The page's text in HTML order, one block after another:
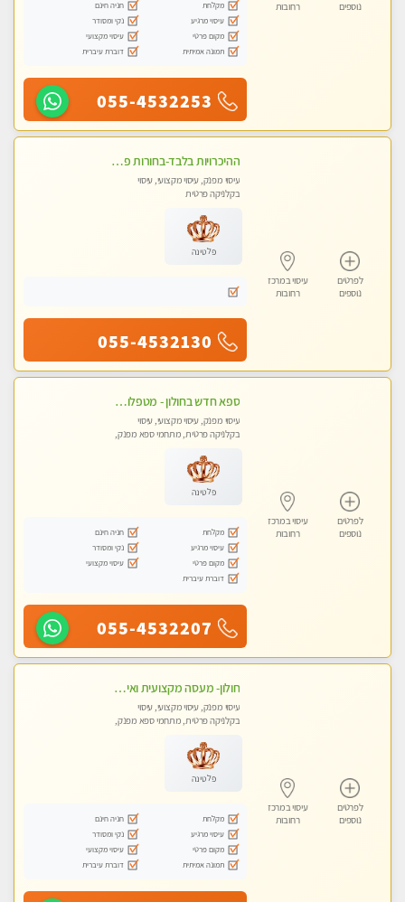
נוספים רחובות מקלחת
חניה חינם
עיסוי מרגיע
נקי ומסודר
מקום פרטי
עיסוי מקצועי
תמונה אמיתית
דוברת עיברית
055-4532253
לפרטים
נוספים
עיסוי במרכז
רחובות
ההיכרויות בלבד-בחורות פרטיות ברמה גבוהה לקשר דיסקרטי עם תמיכה-לא עיסוי !!!
עיסוי מפנק, עיסוי מקצועי, עיסוי
בקלניקה פרטית
פלטינה
055-4532130
לפרטים
נוספים
עיסוי במרכז
רחובות
ספא חדש בחולון - מטפלות מקצועיות ברמה גבוהה מומלץ מאוד !!! . . highly recommended..new in the city -אין פרטים נוספים במקום -ללא מין !!
עיסוי מפנק, עיסוי מקצועי, עיסוי
בקלניקה פרטית, מתחמי ספא מפנק,
פלטינה
מקלחת
חניה חינם
עיסוי מרגיע
נקי ומסודר
מקום פרטי
עיסוי מקצועי
דוברת עיברית
055-4532207
לפרטים
נוספים
עיסוי במרכז
רחובות
חולון- מעסה מקצועית ואיכותי
עיסוי מפנק, עיסוי מקצועי, עיסוי
בקלניקה פרטית, מתחמי ספא מפנק,
פלטינה
מקלחת
חניה חינם
עיסוי מרגיע
נקי ומסודר
מקום פרטי
עיסוי מקצועי
תמונה אמיתית
דוברת עיברית